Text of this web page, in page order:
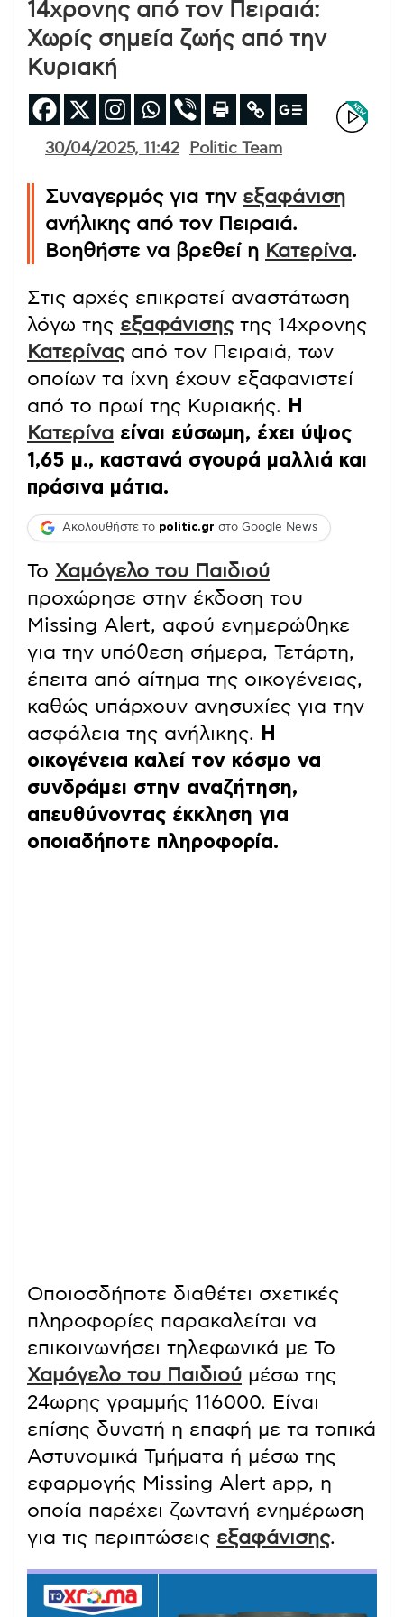
14χρονης από τον Πειραιά:
Χωρίς σημεία ζωής από την
Κυριακή
30/04/2025, 11:42 Politic Team
Συναγερμός για την εξαφάνιση
ανήλικης από τον Πειραιά.
Βοηθήστε να βρεθεί η Κατερίνα.
Στις αρχές επικρατεί αναστάτωση
λόγω της εξαφάνισηςτης 14χρονης
Κατερίναςαπό τον Πειραιά, των
οποίων τα ίχνη έχουν εξαφανιστεί
από το πρωί της Κυριακής.
Η
Κατερίνα είναι εύσωμη, έχει ύψος
1,65 μ., καστανά σγουρά μαλλιά και
πράσινα μάτια.
Ακολουθήστε το politic.gr στο Google News
Το Χαμόγελο του Παιδιού
προχώρησε στην έκδοση του
Missing Alert, αφού ενημερώθηκε
για την υπόθεση σήμερα, Τετάρτη,
έπειτα από αίτημα της οικογένειας,
καθώς υπάρχουν ανησυχίες για την
ασφάλεια της ανήλικης.
Η
οικογένεια καλεί τον κόσμο να
συνδράμει στην αναζήτηση,
απευθύνοντας έκκληση για
οποιαδήποτε πληροφορία.
Οποιοσδήποτε διαθέτει σχετικές
πληροφορίες παρακαλείται να
επικοινωνήσει τηλεφωνικά με Το
Χαμόγελο του Παιδιού μέσω της
24ωρης γραμμής 116000. Είναι
επίσης δυνατή η επαφή με τα τοπικά
Αστυνομικά Τμήματα ή μέσω της
εφαρμογής Missing Alert app, η
οποία παρέχει ζωντανή ενημέρωση
για τις περιπτώσεις εξαφάνισης.